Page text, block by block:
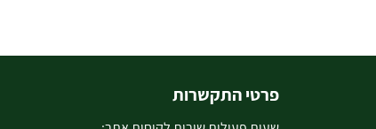
פרטי התקשרות